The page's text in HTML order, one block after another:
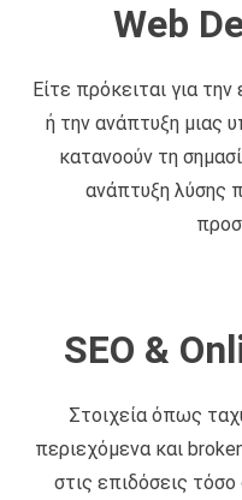
Web
Είτε πρόκειται για
ή την ανάπτυξη μιας
κατανοούν τη
ανάπτυξη λύσης
SEO &
Στοιχεία όπως
περιεχόμενα και
στις επιδόσεις